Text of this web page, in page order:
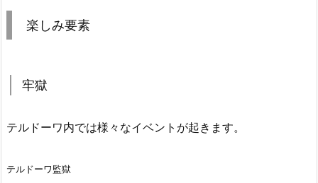
楽しみ要素
牢獄
テルドーワ内では様々なイベントが起きます。
テルドーワ監獄